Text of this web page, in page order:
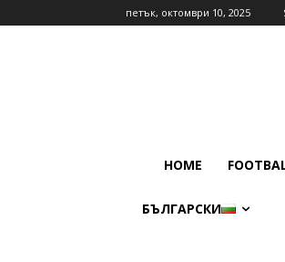
петък, октомври 10, 2025
HOME
БЪЛГАРСКИ